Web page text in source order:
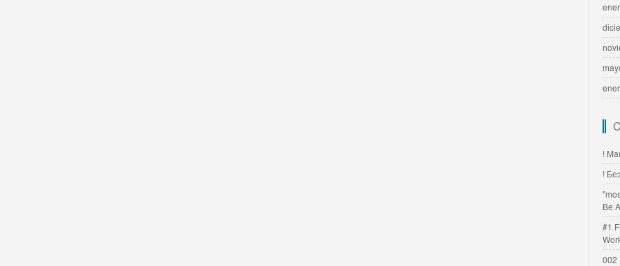
!
!
Be
#1
002